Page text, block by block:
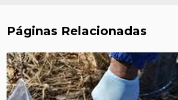
Páginas Relacionadas